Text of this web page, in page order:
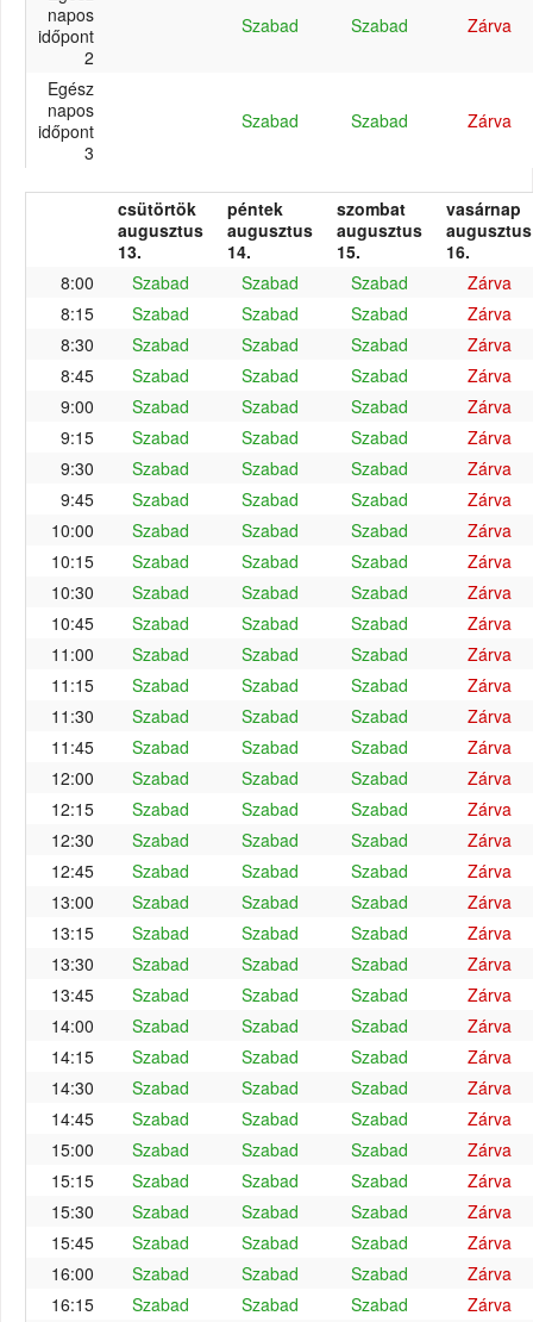
napos
időpont
2
Szabad Szabad Zárva
Egész
napos
időpont
3
Szabad Szabad Zárva
csütörtök
augusztus
13.
péntek
augusztus
14.
szombat
augusztus
15.
vasárnap
augusztus
16.
8:00
Szabad Szabad Szabad
Zárva
8:15
Szabad Szabad Szabad
Zárva
8:30
Szabad Szabad Szabad
Zárva
8:45
Szabad Szabad Szabad
Zárva
9:00
Szabad Szabad Szabad
Zárva
9:15
Szabad Szabad Szabad
Zárva
9:30
Szabad Szabad Szabad
Zárva
9:45
Szabad Szabad Szabad
Zárva
10:00
Szabad Szabad Szabad
Zárva
10:15
Szabad Szabad Szabad
Zárva
10:30
Szabad Szabad Szabad
Zárva
10:45
Szabad Szabad Szabad
Zárva
11:00
Szabad Szabad Szabad
Zárva
11:15
Szabad Szabad Szabad
Zárva
11:30
Szabad Szabad Szabad
Zárva
11:45
Szabad Szabad Szabad
Zárva
12:00
Szabad Szabad Szabad
Zárva
12:15
Szabad Szabad Szabad
Zárva
12:30
Szabad Szabad Szabad
Zárva
12:45
Szabad Szabad Szabad
Zárva
13:00
Szabad Szabad Szabad
Zárva
13:15
Szabad Szabad Szabad
Zárva
13:30
Szabad Szabad Szabad
Zárva
13:45
Szabad Szabad Szabad
Zárva
14:00
Szabad Szabad Szabad
Zárva
14:15
Szabad Szabad Szabad
Zárva
14:30
Szabad Szabad Szabad
Zárva
14:45
Szabad Szabad Szabad
Zárva
15:00
Szabad Szabad Szabad
Zárva
15:15
Szabad Szabad Szabad
Zárva
15:30
Szabad Szabad Szabad
Zárva
15:45
Szabad Szabad Szabad
Zárva
16:00
Szabad Szabad Szabad
Zárva
16:15
Szabad Szabad Szabad Zárva